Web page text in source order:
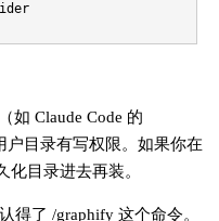
平台：
如 Claude Code 的
户目录有写权限。如果你在
目录进去再装。
得了 /graphify 这个命令。